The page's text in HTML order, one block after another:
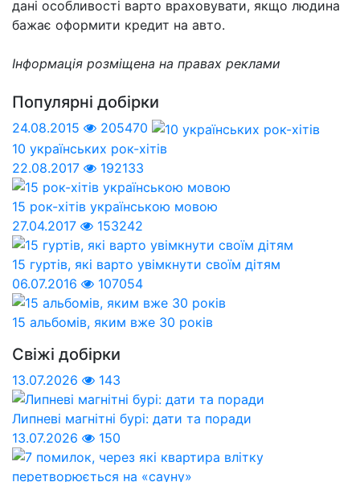
дані особливості варто враховувати, якщо людина
бажає оформити кредит на авто.
Інформація розміщена на правах реклами
Популярні добірки
24.08.2015
205470
10 українських рок-хітів
22.08.2017
192133
15 рок-хітів українською мовою
27.04.2017
153242
15 гуртів, які варто увімкнути своїм дітям
06.07.2016
107054
15 альбомів, яким вже 30 років
Свіжі добірки
13.07.2026 143
Липневі магнітні бурі: дати та поради
13.07.2026
150